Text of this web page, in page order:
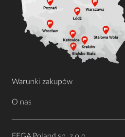
Warunki zakupów
O nas